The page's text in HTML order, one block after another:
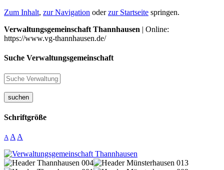
Zum Inhalt, zur Navigation oderzur Startseite springen.
Verwaltungsgemeinschaft Thannhausen | Online:
https://www.vg-thannhausen.de/
Suche Verwaltungsgemeinschaft
suchen
Schriftgröße
A A A